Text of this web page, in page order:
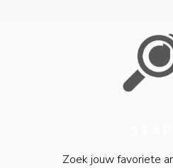
Zoek jouw favoriete